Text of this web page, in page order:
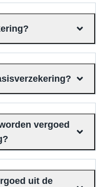
vergoed
uit de